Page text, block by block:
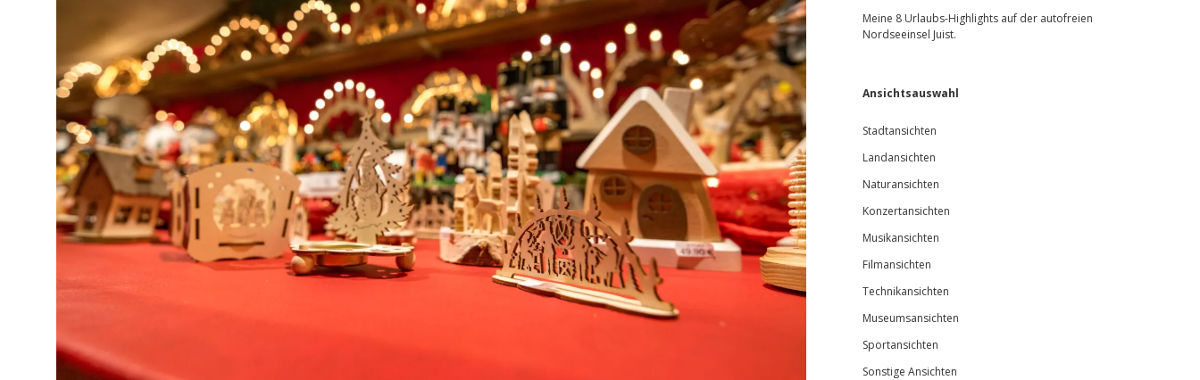
Meine 8 Urlaubs-Highlights auf der autofreien
Nordseeinsel Juist.
Ansichtsauswahl
Stadtansichten
Landansichten
Naturansichten
Konzertansichten
Musikansichten
Filmansichten
Technikansichten
Museumsansichten
Sportansichten
Sonstige Ansichten